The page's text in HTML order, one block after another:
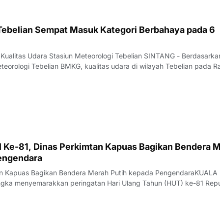
Sempat Masuk Kategori Berbahaya pada 6
Udara Stasiun Meteorologi Tebelian SINTANG -
Tebelian BMKG, kualitas udara di wilayah Tebelian pada
berada pada kategori BAIK hingga BERBAHAYA.Data pantauan
Ke-81, Dinas Perkimtan Kapuas Bagikan Bendera
Kapuas Bagikan Bendera Merah Putih kepada PengendaraKUALA
menyemarakkan peringatan Hari Ulang Tahun (HUT) ke-81
Kawasan Permukiman, dan Pertanahan (Disperkimtan)